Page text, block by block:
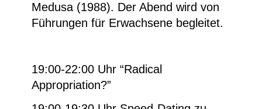
Medusa(1988). Der Abend wird von
Führungen für Erwachsene begleitet.
19:00-22:00 Uhr “Radical
Appropriation?”